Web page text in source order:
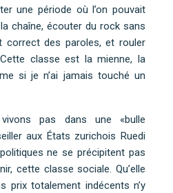
une période où l’on pouvait
chaîne, écouter du rock sans
correct des paroles, et rouler
classe est la mienne, la
si je n’ai jamais touché un
pas dans une «bulle
aux États zurichois Ruedi
ne se précipitent pas
cette classe sociale. Qu’elle
prix totalement indécents n’y